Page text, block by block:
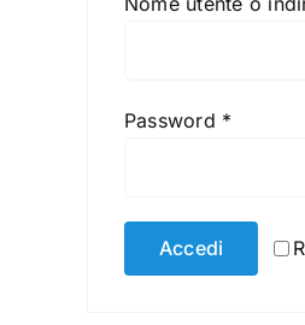
Password *
Accedi